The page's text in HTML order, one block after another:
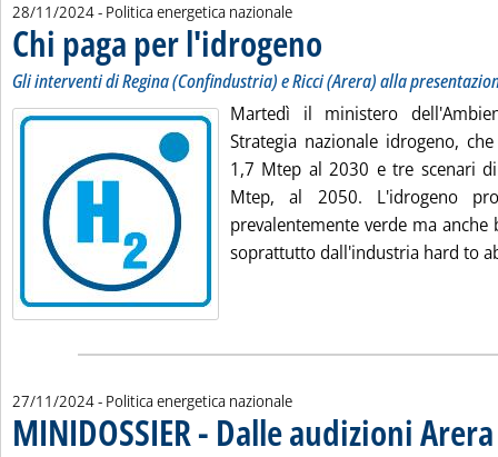
28/11/2024- Politica energetica nazionale
Chi paga per l'idrogeno
Gli interventi di Regina (Confindustria) e Ricci (Arera) alla
Martedì il ministero
Strategia nazionale idrogeno,
1,7 Mtep al 2030 e tre scenari
Mtep, al 2050. L'idrogeno
prevalentemente verde ma
soprattutto dall'industria hard to
27/11/2024- Politica energetica nazionale
MINIDOSSIER - Dalle audizioni Arera